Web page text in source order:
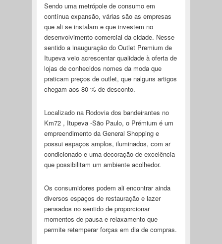
Sendo uma metrópole de consumo em
contínua expansão, várias são as empresas
que ali se instalam e que investem no
desenvolvimento comercial da cidade. Nesse
sentido a inauguração do Outlet Premium de
Itupeva veio acrescentar qualidade à oferta de
lojas de conhecidos nomes da moda que
praticam preços de outlet, que nalguns artigos
chegam aos 80 % de desconto.
Localizado na Rodovia dos bandeirantes no
Km72 , Itupeva -São Paulo, o Prémium é um
empreendimento da General Shopping e
possui espaços amplos, iluminados, com ar
condicionado e uma decoração de excelência
que possibilitam um ambiente acolhedor.
Os consumidores podem ali encontrar ainda
diversos espaços de restauração e lazer
pensados no sentido de proporcionar
momentos de pausa e relaxamento que
permite retemperar forças em dia de compras.